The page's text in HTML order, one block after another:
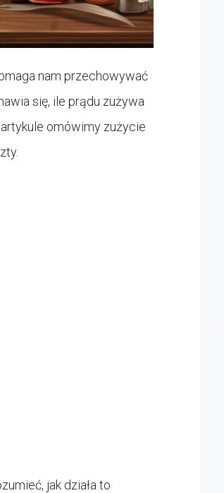
nam przechowywać
się, ile prądu zużywa
omówimy zużycie
jak działa to